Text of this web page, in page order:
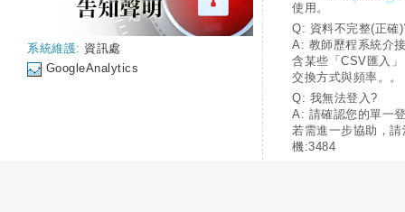
系統維護: 資訊處
GoogleAnalytics
使用。
Q: 資料不完整(正確
A: 教師歷程系統介
含某些「CSV匯入
交換方式與頻率。。
Q: 我無法登入?
A: 請確認您的單一
若需進一步協助，
機:3484